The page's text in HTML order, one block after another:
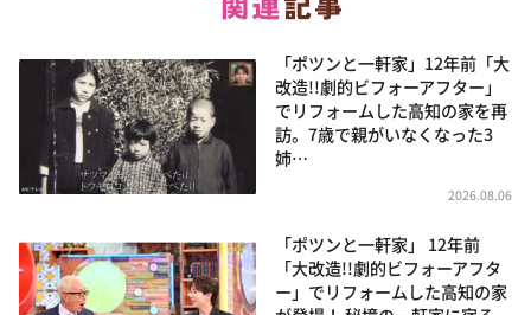
「ポツンと一軒家」12年前「大
改造!!劇的ビフォーアフター」
でリフォームした高知の家を再
訪。7歳で親がいなくなった3
姉…
2026.08.06
「ポツンと一軒家」 12年前
「大改造!!劇的ビフォーアフタ
ー」でリフォームした高知の家